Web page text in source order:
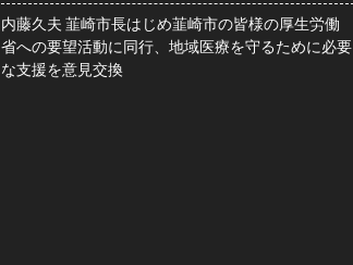
内藤久夫 韮崎市長はじめ韮崎市の皆様の厚生労働
省への要望活動に同行、地域医療を守るために必要
な支援を意見交換